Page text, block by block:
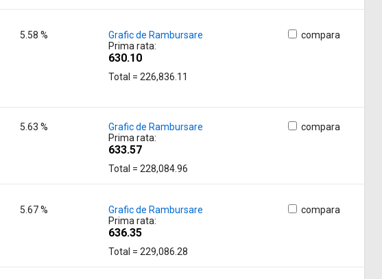
5.58 %
Grafic de Rambursare
Prima rata:
630.10
Total = 226,836.11
compara
5.63 %
Grafic de Rambursare
Prima rata:
633.57
Total = 228,084.96
compara
5.67 %
Grafic de Rambursare
Prima rata:
636.35
Total = 229,086.28
compara